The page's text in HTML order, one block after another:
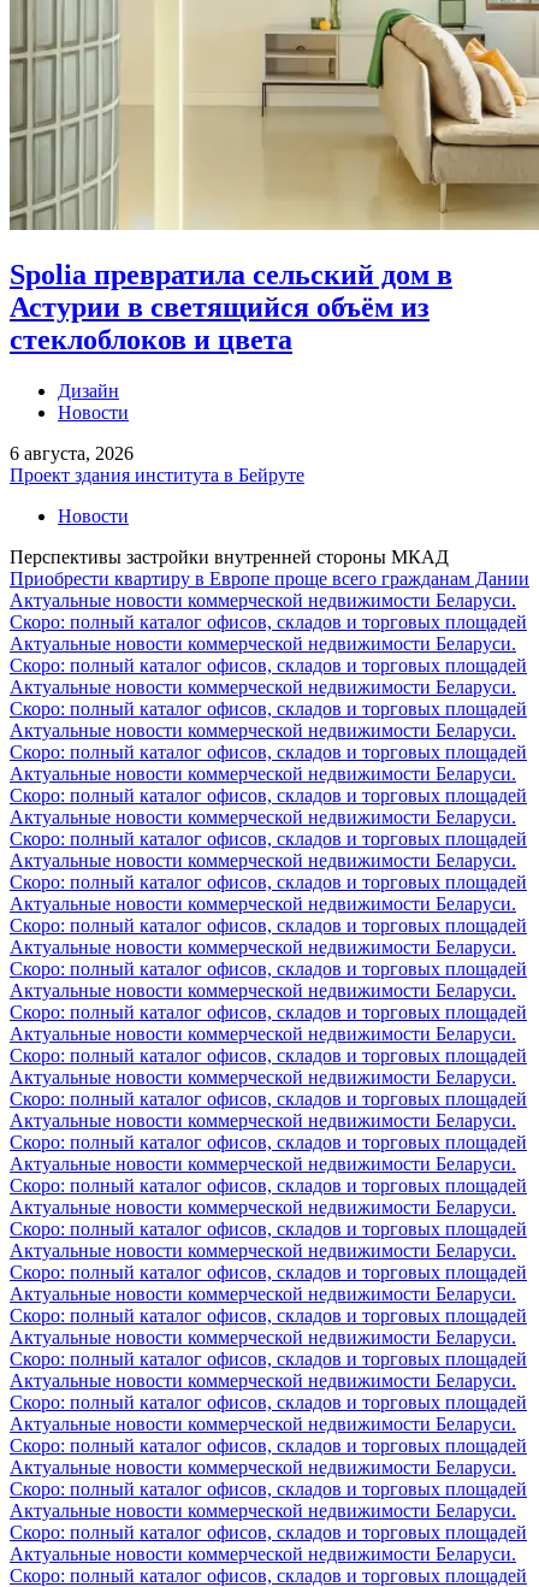
Spolia превратила сельский дом в
Астурии в светящийся объём из
стеклоблоков и цвета
Дизайн
Новости
6 августа, 2026
Проект здания института в Бейруте
Новости
Перспективы застройки внутренней стороны МКАД
Приобрести квартиру в Европе проще всего гражданам Дании
Актуальные новости коммерческой недвижимости Беларуси.
Скоро: полный каталог офисов, складов и торговых площадей
Актуальные новости коммерческой недвижимости Беларуси.
Скоро: полный каталог офисов, складов и торговых площадей
Актуальные новости коммерческой недвижимости Беларуси.
Скоро: полный каталог офисов, складов и торговых площадей
Актуальные новости коммерческой недвижимости Беларуси.
Скоро: полный каталог офисов, складов и торговых площадей
Актуальные новости коммерческой недвижимости Беларуси.
Скоро: полный каталог офисов, складов и торговых площадей
Актуальные новости коммерческой недвижимости Беларуси.
Скоро: полный каталог офисов, складов и торговых площадей
Актуальные новости коммерческой недвижимости Беларуси.
Скоро: полный каталог офисов, складов и торговых площадей
Актуальные новости коммерческой недвижимости Беларуси.
Скоро: полный каталог офисов, складов и торговых площадей
Актуальные новости коммерческой недвижимости Беларуси.
Скоро: полный каталог офисов, складов и торговых площадей
Актуальные новости коммерческой недвижимости Беларуси.
Скоро: полный каталог офисов, складов и торговых площадей
Актуальные новости коммерческой недвижимости Беларуси.
Скоро: полный каталог офисов, складов и торговых площадей
Актуальные новости коммерческой недвижимости Беларуси.
Скоро: полный каталог офисов, складов и торговых площадей
Актуальные новости коммерческой недвижимости Беларуси.
Скоро: полный каталог офисов, складов и торговых площадей
Актуальные новости коммерческой недвижимости Беларуси.
Скоро: полный каталог офисов, складов и торговых площадей
Актуальные новости коммерческой недвижимости Беларуси.
Скоро: полный каталог офисов, складов и торговых площадей
Актуальные новости коммерческой недвижимости Беларуси.
Скоро: полный каталог офисов, складов и торговых площадей
Актуальные новости коммерческой недвижимости Беларуси.
Скоро: полный каталог офисов, складов и торговых площадей
Актуальные новости коммерческой недвижимости Беларуси.
Скоро: полный каталог офисов, складов и торговых площадей
Актуальные новости коммерческой недвижимости Беларуси.
Скоро: полный каталог офисов, складов и торговых площадей
Актуальные новости коммерческой недвижимости Беларуси.
Скоро: полный каталог офисов, складов и торговых площадей
Актуальные новости коммерческой недвижимости Беларуси.
Скоро: полный каталог офисов, складов и торговых площадей
Актуальные новости коммерческой недвижимости Беларуси.
Скоро: полный каталог офисов, складов и торговых площадей
Актуальные новости коммерческой недвижимости Беларуси.
Скоро: полный каталог офисов, складов и торговых площадей